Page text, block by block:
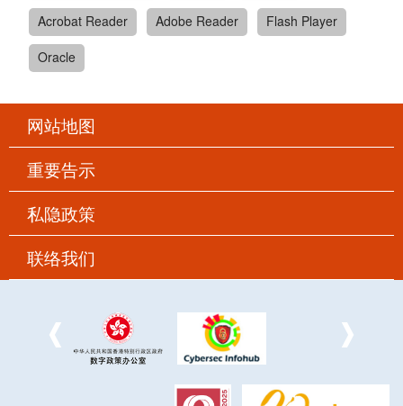
Acrobat Reader
Adobe Reader
Flash Player
Oracle
网站地图
重要告示
私隐政策
联络我们